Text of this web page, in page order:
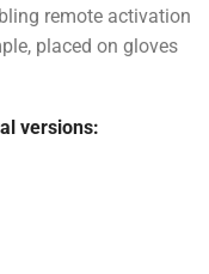
remote activation
placed on gloves
versions: